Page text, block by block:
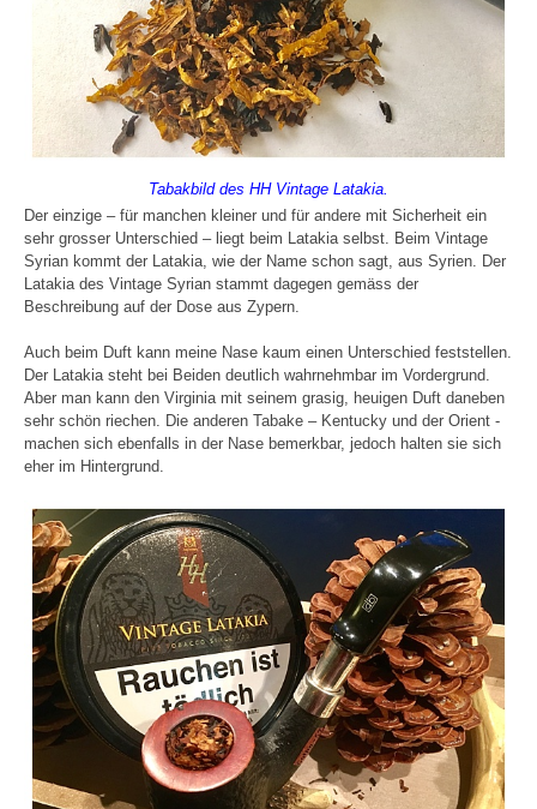
Tabakbild des HH Vintage Latakia.
Der einzige – für manchen kleiner und für andere mit Sicherheit ein
sehr grosser Unterschied – liegt beim Latakia selbst. Beim Vintage
Syrian kommt der Latakia, wie der Name schon sagt, aus Syrien. Der
Latakia des Vintage Syrian stammt dagegen gemäss der
Beschreibung auf der Dose aus Zypern.
Auch beim Duft kann meine Nase kaum einen Unterschied feststellen.
Der Latakia steht bei Beiden deutlich wahrnehmbar im Vordergrund.
Aber man kann den Virginia mit seinem grasig, heuigen Duft daneben
sehr schön riechen. Die anderen Tabake – Kentucky und der Orient -
machen sich ebenfalls in der Nase bemerkbar, jedoch halten sie sich
eher im Hintergrund.